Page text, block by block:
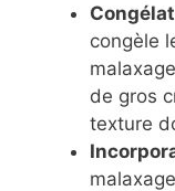
congèle
de gros
texture